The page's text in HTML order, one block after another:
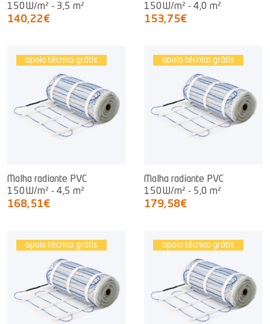
150W/m² - 3,5 m²
140,22€
150W/m² - 4,0 m²
153,75€
apoio técnico grátis
Malha radiante PVC
150W/m² - 4,5 m²
168,51€
apoio técnico grátis
Malha radiante PVC
150W/m² - 5,0 m²
179,58€
apoio técnico grátis apoio técnico grátis